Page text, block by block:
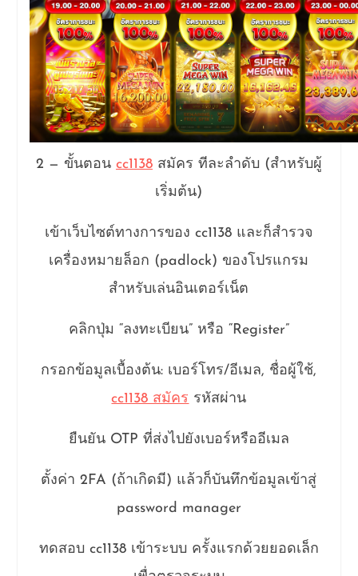
2 — ขั้นตอน cc1138สมัคร ทีละลำดับ (สำหรับผู้
เริ่มต้น)
เข้าเว็บไซต์ทางการของ cc1138 และก็สำรวจ
เครื่องหมายล็อก (padlock) ของโปรแกรม
สำหรับเล่นอินเตอร์เน็ต
คลิกปุ่ม “ลงทะเบียน” หรือ “Register”
กรอกข้อมูลเบื้องต้น: เบอร์โทร/อีเมล, ชื่อผู้ใช้,
cc1138 สมัคร รหัสผ่าน
ยืนยัน OTP ที่ส่งไปยังเบอร์หรืออีเมล
ตั้งค่า 2FA (ถ้าเกิดมี) แล้วก็บันทึกข้อมูลเข้าสู่
password manager
ทดสอบ cc1138 เข้าระบบ ครั้งแรกด้วยยอดเล็ก